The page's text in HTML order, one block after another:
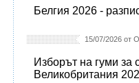
Белгия 2026 -
15/07/2026 от
Изборът на гуми за
Великобритания